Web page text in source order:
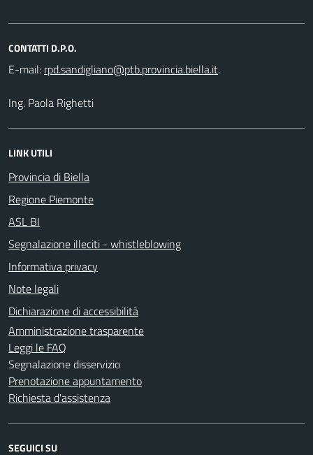
CONTATTI D.P.O.
E-mail:
.
Ing. Paola Righetti
LINK UTILI
Provincia di Biella
Regione Piemonte
ASL BI
Segnalazione illeciti - whistleblowing
Informativa privacy
Note legali
Dichiarazione di accessibilità
Amministrazione trasparente
Leggi le FAQ
Segnalazione disservizio
Prenotazione appuntamento
Richiesta d'assistenza
SEGUICI SU